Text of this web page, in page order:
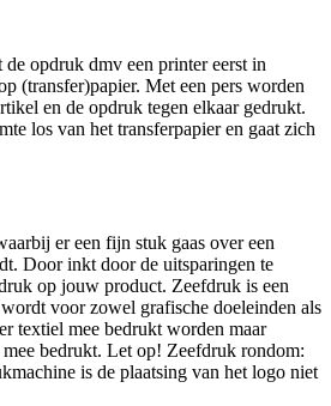
opdruk dmv een printer eerst in
(transfer)papier. Met een pers worden
en de opdruk tegen elkaar gedrukt.
los van het transferpapier en gaat zich
er een fijn stuk gaas over een
Door inkt door de uitsparingen te
op jouw product. Zeefdruk is een
voor zowel grafische doeleinden als
textiel mee bedrukt worden maar
bedrukt. Let op! Zeefdruk rondom:
is de plaatsing van het logo niet